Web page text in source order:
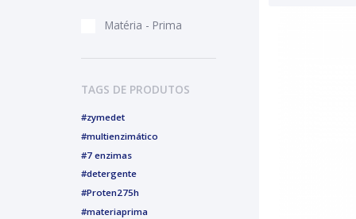
Matéria - Prima
TAGS DE PRODUTOS
#zymedet
#multienzimático
#7 enzimas
#detergente
#Proten275h
#materiaprima